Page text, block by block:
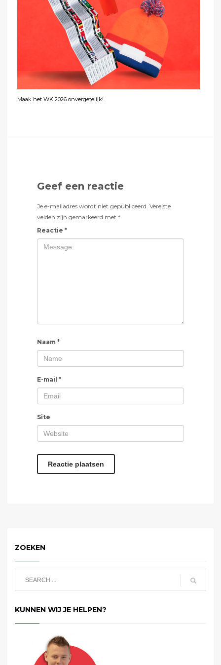
Maak het WK 2026 onvergetelijk!
Geef een reactie
Je e-mailadres wordt niet gepubliceerd. Vereiste
velden zijn gemarkeerd met *
Reactie *
Naam *
E-mail *
Site
ZOEKEN
KUNNEN WIJ JE HELPEN?